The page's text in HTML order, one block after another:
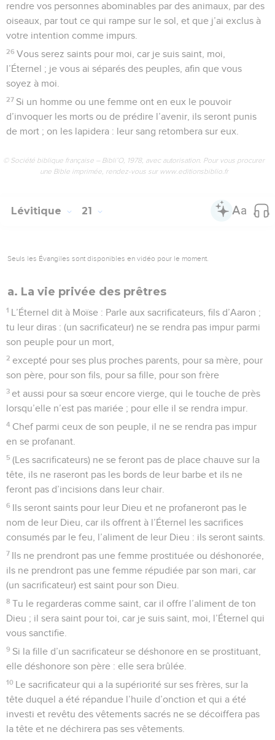
rendre vos personnes abominables par des animaux, par des
oiseaux, par tout ce qui rampe sur le sol, et que j’ai exclus à
votre intention comme impurs.
26 Vous serez saints pour moi, car je suis saint, moi,
l’Éternel ; je vous ai séparés des peuples, afin que vous
soyez à moi.
27 Si un homme ou une femme ont en eux le pouvoir
d’invoquer les morts ou de prédire l’avenir, ils seront punis
de mort ; on les lapidera : leur sang retombera sur eux.
© Société biblique française – Bibli’O, 1978, avec autorisation. Pour vous procurer
une Bible imprimée, rendez-vous sur www.editionsbiblio.fr
Lévitique 21
Seuls les Évangiles sont disponibles en vidéo pour le moment.
a. La vie privée des prêtres
1 L’Éternel dit à Moïse : Parle aux sacrificateurs, fils d’Aaron ;
tu leur diras : (un sacrificateur) ne se rendra pas impur parmi
son peuple pour un mort,
2 excepté pour ses plus proches parents, pour sa mère, pour
son père, pour son fils, pour sa fille, pour son frère
3 et aussi pour sa sœur encore vierge, qui le touche de près
lorsqu’elle n’est pas mariée ; pour elle il se rendra impur.
4 Chef parmi ceux de son peuple, il ne se rendra pas impur
en se profanant.
5 (Les sacrificateurs) ne se feront pas de place chauve sur la
tête, ils ne raseront pas les bords de leur barbe et ils ne
feront pas d’incisions dans leur chair.
6 Ils seront saints pour leur Dieu et ne profaneront pas le
nom de leur Dieu, car ils offrent à l’Éternel les sacrifices
consumés par le feu, l’aliment de leur Dieu : ils seront saints.
7 Ils ne prendront pas une femme prostituée ou déshonorée,
ils ne prendront pas une femme répudiée par son mari, car
(un sacrificateur) est saint pour son Dieu.
8 Tu le regarderas comme saint, car il offre l’aliment de ton
Dieu ; il sera saint pour toi, car je suis saint, moi, l’Éternel qui
vous sanctifie.
9 Si la fille d’un sacrificateur se déshonore en se prostituant,
elle déshonore son père : elle sera brûlée.
10 Le sacrificateur qui a la supériorité sur ses frères, sur la
tête duquel a été répandue l’huile d’onction et qui a été
investi et revêtu des vêtements sacrés ne se décoiffera pas
la tête et ne déchirera pas ses vêtements.